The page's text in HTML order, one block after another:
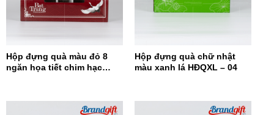
Hộp đựng quà màu đỏ 8
ngăn họa tiết chim hạc
Hộp đựng quà chữ nhật
màu xanh lá HĐQXL – 04